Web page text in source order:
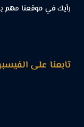
رأيك في موقعنا مهم
تابعنا على